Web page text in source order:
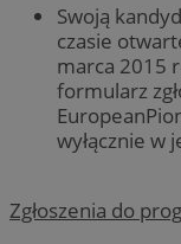
Swoją
czasie
marca 2015
formularz
wyłącznie w
Zgłoszenia do